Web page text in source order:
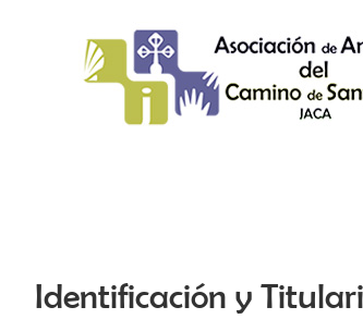
Identificación y